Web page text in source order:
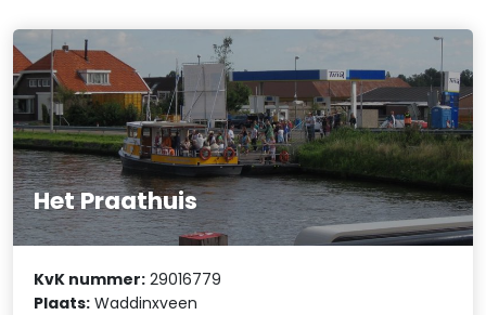
Het Praathuis
KvK nummer: 29016779
Plaats: Waddinxveen